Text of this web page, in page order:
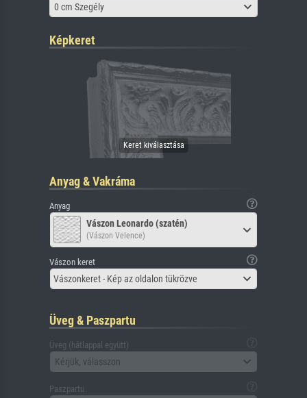
0 cm Szegély
Képkeret
Anyag & Vakráma
Anyag
Vászon Leonardo (szatén)
(Vászon Velence)
Vászon keret
Vászonkeret - Kép az oldalon tükrözve
Üveg & Paszpartu
Üveg (hátlappal együtt)
Kérjük, válasszon
Paszpartu